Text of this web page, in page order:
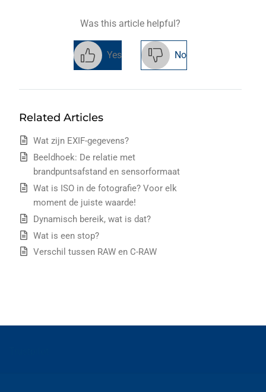
Was this article helpful?
Yes No
Related Articles
Wat zijn EXIF-gegevens?
Beeldhoek: De relatie met
brandpuntsafstand en sensorformaat
Wat is ISO in de fotografie? Voor elk
moment de juiste waarde!
Dynamisch bereik, wat is dat?
Wat is een stop?
Verschil tussen RAW en C-RAW